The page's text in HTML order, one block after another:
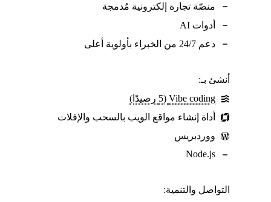
منصّة تجارة إلكترونية مُدمجة
أدوات AI
دعم 24/7 من الخبراء بأولوية أعلى
أنشئ بـ:
Vibe coding ‏(5 رصيدًا)
أداة إنشاء مواقع الويب بالسحب والإفلات
ووردبريس
Node.js
التواصل والتنمية: